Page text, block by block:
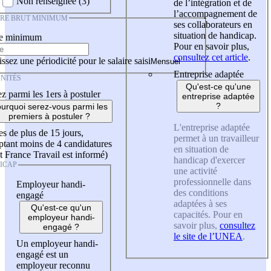
BRUT MINIMUM
minimum
une périodicité pour le salaire saisi
parmi les 1ers à postuler
serez-vous parmi les
premiers à postuler ?
de plus de 15 jours,
moins de 4 candidatures
France Travail est informé)
Employeur handi-
engagé
Qu'est-ce qu'un
employeur handi-
engagé ?
Un employeur handi-
engagé est un
employeur reconnu
de l’intégration et de
l’accompagnement de
ses collaborateurs en
situation de handicap.
Pour en savoir plus,
consultez cet article.
Entreprise adaptée
Qu'est-ce qu'une
entreprise adaptée
?
L'entreprise adaptée
permet à un travailleur
en situation de
handicap d'exercer
une activité
professionnelle dans
des conditions
adaptées à ses
capacités. Pour en
savoir plus, consultez
le site de l’UNEA.